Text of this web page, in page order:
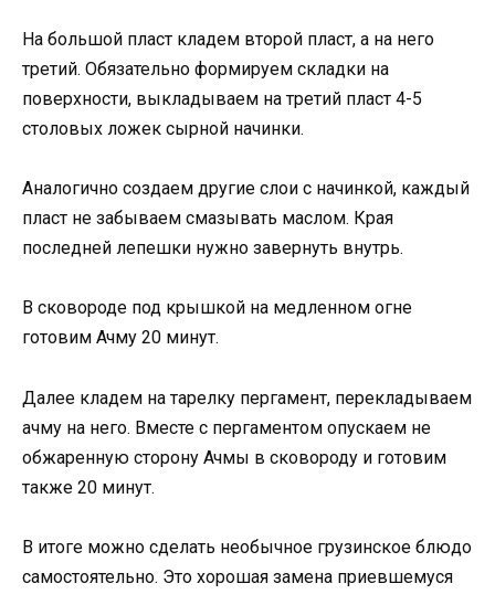
На большой пласт кладем второй пласт, а на него
третий. Обязательно формируем складки на
поверхности, выкладываем на третий пласт 4-5
столовых ложек сырной начинки.
Аналогично создаем другие слои с начинкой, каждый
пласт не забываем смазывать маслом. Края
последней лепешки нужно завернуть внутрь.
В сковороде под крышкой на медленном огне
готовим Ачму 20 минут.
Далее кладем на тарелку пергамент, перекладываем
ачму на него. Вместе с пергаментом опускаем не
обжаренную сторону Ачмы в сковороду и готовим
также 20 минут.
В итоге можно сделать необычное грузинское блюдо
самостоятельно. Это хорошая замена приевшемуся